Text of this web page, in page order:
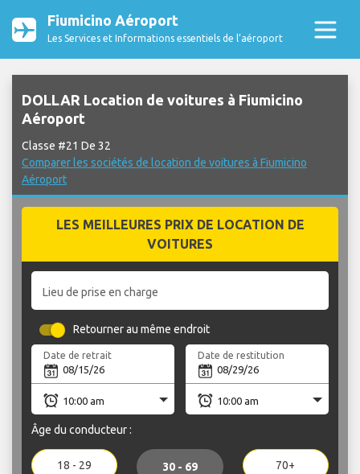
Fiumicino Aéroport
Les Services et Informations essentiels de l’aéroport
DOLLAR Location de voitures à Fiumicino
Aéroport
Classe #21 De 32
Comparer les sociétés de location de voitures à Fiumicino
Aéroport
LES MEILLEURES PRIX DE LOCATION DE
VOITURES
Lieu de prise en charge
Retourner au même endroit
Date de retrait Date de restitution
Âge du conducteur :
18 - 29 30 - 69 70+